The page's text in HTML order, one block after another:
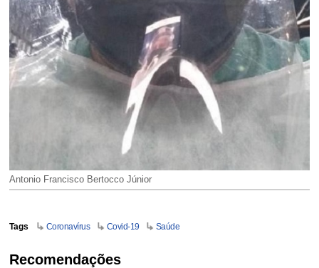
Antonio Francisco Bertocco Júnior
Tags Coronavírus Covid-19 Saúde
Recomendações